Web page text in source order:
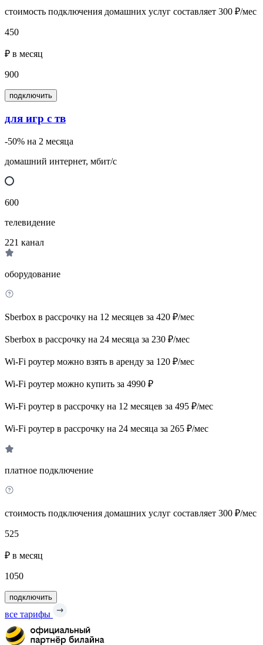
стоимость подключения домашних услуг составляет 300 ₽/мес
450
₽ в месяц
900
подключить
для игр с тв
-50% на 2 месяца
домашний интернет, мбит/с
600
телевидение
221 канал
оборудование
Sberbox в рассрочку на 12 месяцев за 420 ₽/мес
Sberbox в рассрочку на 24 месяца за 230 ₽/мес
Wi-Fi роутер можно взять в аренду за 120 ₽/мес
Wi-Fi роутер можно купить за 4990 ₽
Wi-Fi роутер в рассрочку на 12 месяцев за 495 ₽/мес
Wi-Fi роутер в рассрочку на 24 месяца за 265 ₽/мес
платное подключение
стоимость подключения домашних услуг составляет 300 ₽/мес
525
₽ в месяц
1050
подключить
все тарифы